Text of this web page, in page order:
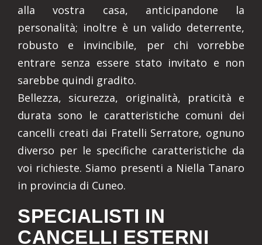
alla vostra casa, anticipandone la
personalità; inoltre è un valido deterrente,
robusto e invincibile, per chi vorrebbe
entrare senza essere stato invitato e non
sarebbe quindi gradito.
Bellezza, sicurezza, originalità, praticità e
durata sono le caratteristiche comuni dei
cancelli creati dai Fratelli Serratore, ognuno
diverso per le specifiche caratteristiche da
voi richieste. Siamo presenti a Niella Tanaro
in provincia di Cuneo.
SPECIALISTI IN
CANCELLI ESTERNI